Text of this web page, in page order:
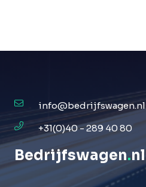
info@bedrijfswagen.nl
+31(0)40 - 289 40 80
Bedrijfswagen.nl